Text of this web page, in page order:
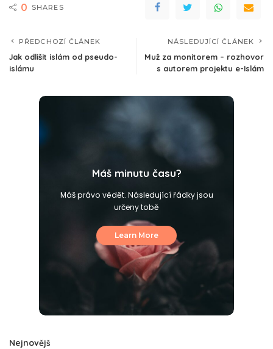
0 SHARES
PŘEDCHOZÍ ČLÁNEK
Jak odlišit islám od pseudo-
islámu
NÁSLEDUJÍCÍ ČLÁNEK
Muž za monitorem – rozhovor
s autorem projektu e-Islám
Máš minutu času?
Máš právo vědět. Následující řádky jsou
určeny tobě
Learn More
Nejnovějš